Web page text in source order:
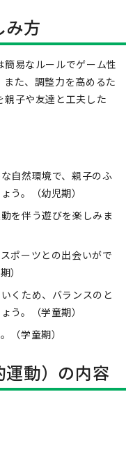
み方
易なルールでゲーム性
た、調整力を高めるた
子や友達と工夫した
自然環境で、親子のふ
う。（幼児期）
を伴う遊びを楽しみま
ポーツとの出会いがで
）
くため、バランスのと
う。（学童期）
（学童期）
動）の内容